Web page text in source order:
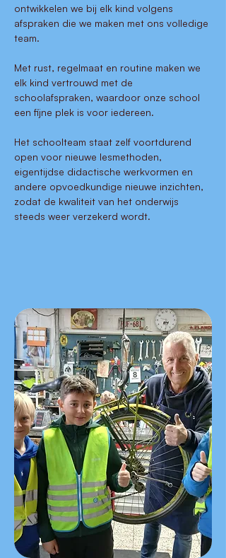
ontwikkelen we bij elk kind volgens
afspraken die we maken met ons volledige
team.
Met rust, regelmaat en routine maken we
elk kind vertrouwd met de
schoolafspraken, waardoor onze school
een fijne plek is voor iedereen.
Het schoolteam staat zelf voortdurend
open voor nieuwe lesmethoden,
eigentijdse didactische werkvormen en
andere opvoedkundige nieuwe inzichten,
zodat de kwaliteit van het onderwijs
steeds weer verzekerd wordt.